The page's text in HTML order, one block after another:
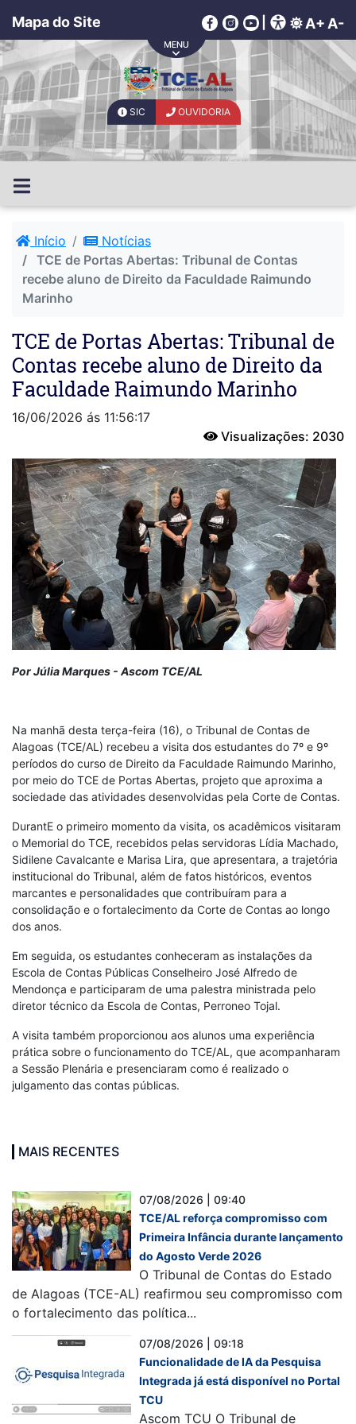
Mapa do Site A+ A-
SIC OUVIDORIA
Início
Notícias
TCE de Portas Abertas: Tribunal de Contas
recebe aluno de Direito da Faculdade Raimundo
Marinho
TCE de Portas Abertas: Tribunal de
Contas recebe aluno de Direito da
Faculdade Raimundo Marinho
16/06/2026 ás 11:56:17
Visualizações: 2030
Por Júlia Marques - Ascom TCE/AL
Na manhã desta terça-feira (16), o Tribunal de Contas de
Alagoas (TCE/AL) recebeu a visita dos estudantes do 7º e 9º
períodos do curso de Direito da Faculdade Raimundo Marinho,
por meio do TCE de Portas Abertas, projeto que aproxima a
sociedade das atividades desenvolvidas pela Corte de Contas.
DurantE o primeiro momento da visita, os acadêmicos visitaram
o Memorial do TCE, recebidos pelas servidoras Lídia Machado,
Sidilene Cavalcante e Marisa Lira, que apresentara, a trajetória
institucional do Tribunal, além de fatos históricos, eventos
marcantes e personalidades que contribuíram para a
consolidação e o fortalecimento da Corte de Contas ao longo
dos anos.
Em seguida, os estudantes conheceram as instalações da
Escola de Contas Públicas Conselheiro José Alfredo de
Mendonça e participaram de uma palestra ministrada pelo
diretor técnico da Escola de Contas, Perroneo Tojal.
A visita também proporcionou aos alunos uma experiência
prática sobre o funcionamento do TCE/AL, que acompanharam
a Sessão Plenária e presenciaram como é realizado o
julgamento das contas públicas.
MAIS RECENTES
07/08/2026 | 09:40
TCE/AL reforça compromisso com
Primeira Infância durante lançamento
do Agosto Verde 2026
O Tribunal de Contas do Estado
de Alagoas (TCE-AL) reafirmou seu compromisso com
o fortalecimento das política...
07/08/2026 | 09:18
Funcionalidade de IA da Pesquisa
Integrada já está disponível no Portal
TCU
Ascom TCU O Tribunal de